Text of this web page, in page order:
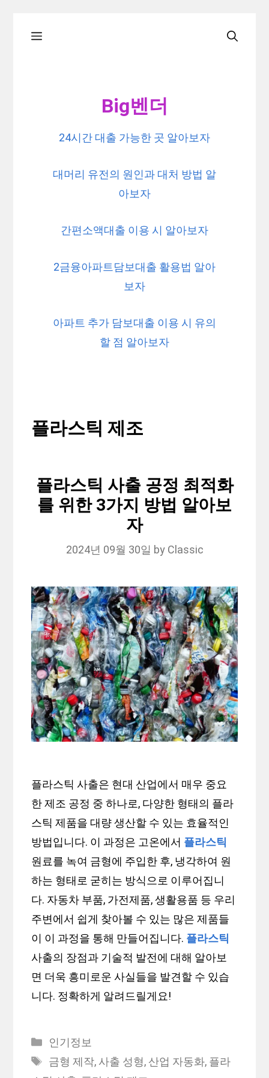
Menu
Big벤더
24시간 대출 가능한 곳 알아보자
대머리 유전의 원인과 대처 방법 알
아보자
간편소액대출 이용 시 알아보자
2금융아파트담보대출 활용법 알아
보자
아파트 추가 담보대출 이용 시 유의
할 점 알아보자
플라스틱 제조
플라스틱 사출 공정 최적화
를 위한 3가지 방법 알아보
자
2024년 09월 30일 by Classic
플라스틱 사출은 현대 산업에서 매우 중요
한 제조 공정 중 하나로, 다양한 형태의 플라
스틱 제품을 대량 생산할 수 있는 효율적인
방법입니다. 이 과정은 고온에서 플라스틱
원료를 녹여 금형에 주입한 후, 냉각하여 원
하는 형태로 굳히는 방식으로 이루어집니
다. 자동차 부품, 가전제품, 생활용품 등 우리
주변에서 쉽게 찾아볼 수 있는 많은 제품들
이 이 과정을 통해 만들어집니다. 플라스틱
사출의 장점과 기술적 발전에 대해 알아보
면 더욱 흥미로운 사실들을 발견할 수 있습
니다. 정확하게 알려드릴게요!
Categories
인기정보
Tags
금형 제작, 사출 성형, 산업 자동화, 플라